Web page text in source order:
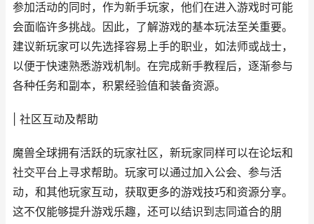
参加活动的同时，作为新手玩家，他们在进入游戏时可能
会面临许多挑战。因此，了解游戏的基本玩法至关重要。
建议新玩家可以先选择容易上手的职业，如法师或战士，
以便于快速熟悉游戏机制。在完成新手教程后，逐渐参与
各种任务和副本，积累经验值和装备资源。
| 社区互动及帮助
魔兽全球拥有活跃的玩家社区，新玩家同样可以在论坛和
社交平台上寻求帮助。玩家可以通过加入公会、参与活
动，和其他玩家互动，获取更多的游戏技巧和资源分享。
这不仅能够提升游戏乐趣，还可以结识到志同道合的朋